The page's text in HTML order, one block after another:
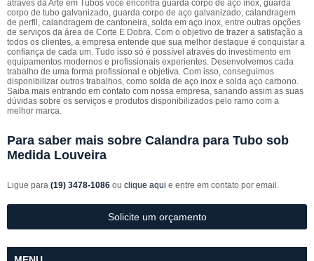
através da Arte em Tubos você encontra guarda corpo de aço inox, guarda
corpo de tubo galvanizado, guarda corpo de aço galvanizado, calandragem
de perfil, calandragem de cantoneira, solda em aço inox, entre outras opções
de serviços da área de Corte E Dobra. Com o objetivo de trazer a satisfação a
todos os clientes, a empresa entende que sua melhor destaque é conquistar a
confiança de cada um. Tudo isso só é possível através do investimento em
equipamentos modernos e profissionais experientes. Desenvolvemos cada
trabalho de uma forma profissional e objetiva. Com isso, conseguimos
disponibilizar outros trabalhos, como solda de aço inox e solda aço carbono.
Saiba mais entrando em contato com nossa empresa, sanando assim as suas
dúvidas sobre os serviços e produtos disponibilizados pelo ramo com a
melhor marca.
Para saber mais sobre Calandra para Tubo sob
Medida Louveira
Ligue para (19) 3478-1086 ou clique aqui e entre em contato por email.
Solicite um orçamento